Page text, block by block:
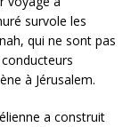
survole les
qui ne sont pas
à Jérusalem.
a construit